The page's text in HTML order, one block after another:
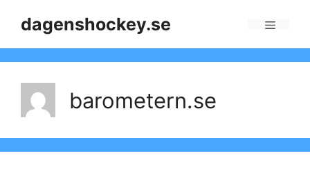
dagenshockey.se
barometern.se